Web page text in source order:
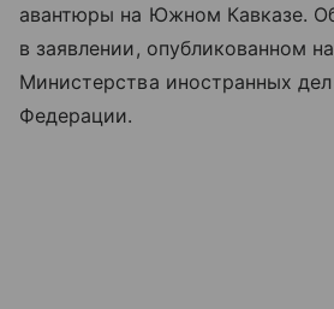
авантюры на Южном Кавказе.
в заявлении, опубликованном
Министерства иностранных
Федерации.